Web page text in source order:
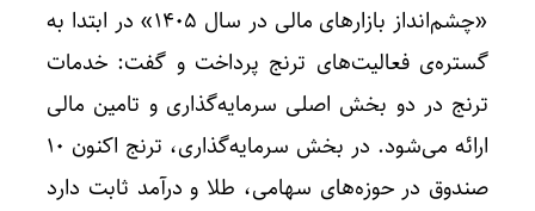
«چشم‌انداز بازار‌های مالی در سال ۱۴۰۵» در ابتدا به
گستره‌ی فعالیت‌های ترنج پرداخت و گفت: خدمات
ترنج در دو بخش اصلی سرمایه‌گذاری و تامین مالی
ارائه می‌شود. در بخش سرمایه‌گذاری، ترنج اکنون ۱۰
صندوق در حوزه‌های سهامی، طلا و درآمد ثابت دارد